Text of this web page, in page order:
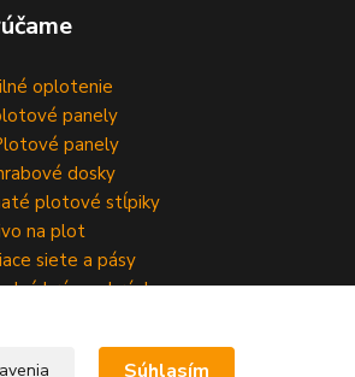
oplotenie
panely
panely
dosky
plotové stĺpiky
na plot
siete a pásy
brány a bránky
Súhlasím